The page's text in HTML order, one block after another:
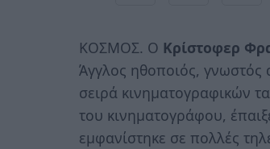
ΚΟΣΜΟΣ. Ο Κρίστοφερ
Άγγλος ηθοποιός,
σειρά κινηματογραφικών
του κινηματογράφου,
εμφανίστηκε σε πολλές